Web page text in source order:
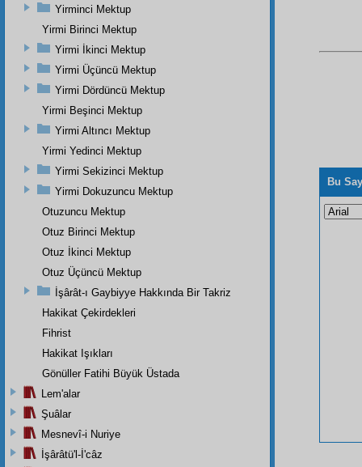
Bu
Yirminci Mektup
Yirmi Birinci Mektup
Yirmi İkinci Mektup
Yirmi Üçüncü Mektup
Yirmi Dördüncü Mektup
Yirmi Beşinci Mektup
Yirmi Altıncı Mektup
Yirmi Yedinci Mektup
Yirmi Sekizinci Mektup
Yirmi Dokuzuncu Mektup
Otuzuncu Mektup
Otuz Birinci Mektup
Otuz İkinci Mektup
Otuz Üçüncü Mektup
İşârât-ı Gaybiyye Hakkında Bir Takriz
Hakikat Çekirdekleri
Fihrist
Hakikat Işıkları
Gönüller Fatihi Büyük Üstada
Lem'alar
Şuâlar
Mesnevî-i Nuriye
İşârâtü'l-İ'câz